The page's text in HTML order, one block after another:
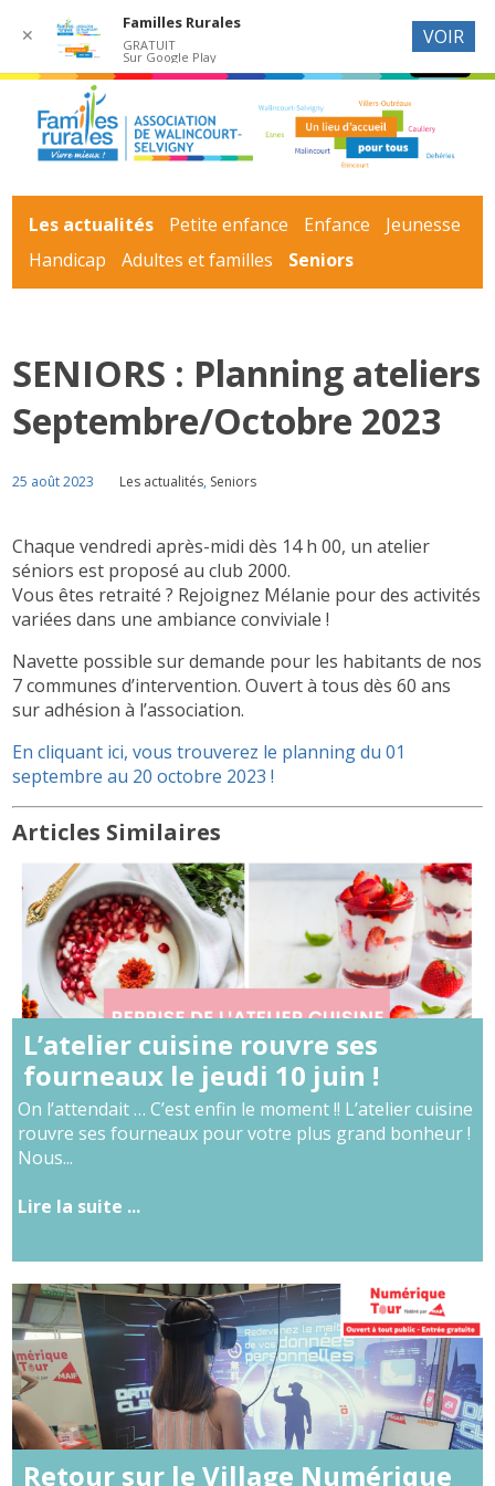
Les actualités Petite enfance Enfance
Jeunesse
Handicap
Adultes et familles Seniors
SENIORS : Planning ateliers
Septembre/Octobre 2023
25 août 2023 Les actualités, Seniors
Chaque vendredi après-midi dès 14 h 00, un atelier
séniors est proposé au club 2000.
Vous êtes retraité ? Rejoignez Mélanie pour des activités
variées dans une ambiance conviviale !
Navette possible sur demande pour les habitants de nos
7 communes d’intervention. Ouvert à tous dès 60 ans
sur adhésion à l’association.
En cliquant ici, vous trouverez le planning du 01
septembre au 20 octobre 2023 !
Articles Similaires
L’atelier cuisine rouvre ses
fourneaux le jeudi 10 juin !
On l’attendait … C’est enfin le moment !! L’atelier cuisine
rouvre ses fourneaux pour votre plus grand bonheur !
Nous...
Lire la suite ...
Retour sur le Village Numérique
✕
Familles Rurales
GRATUIT
Sur Google Play
VOIR